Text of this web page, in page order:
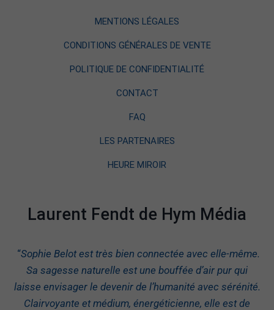
MENTIONS LÉGALES
CONDITIONS GÉNÉRALES DE VENTE
POLITIQUE DE CONFIDENTIALITÉ
CONTACT
FAQ
LES PARTENAIRES
HEURE MIROIR
Laurent Fendt de Hym Média
“Sophie Belot est très bien connectée avec elle-même.
Sa sagesse naturelle est une bouffée d’air pur qui
laisse envisager le devenir de l’humanité avec sérénité.
Clairvoyante et médium, énergéticienne, elle est de